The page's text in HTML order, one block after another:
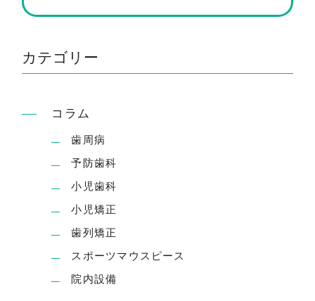
カテゴリー
コラム
歯周病
予防歯科
小児歯科
小児矯正
歯列矯正
スポーツマウスピース
院内設備